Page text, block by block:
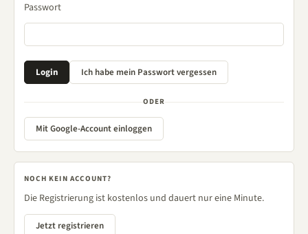
Passwort
ODER
Mit Google-Account einloggen
NOCH KEIN ACCOUNT?
Die Registrierung ist kostenlos und dauert nur eine Minute.
Jetzt registrieren